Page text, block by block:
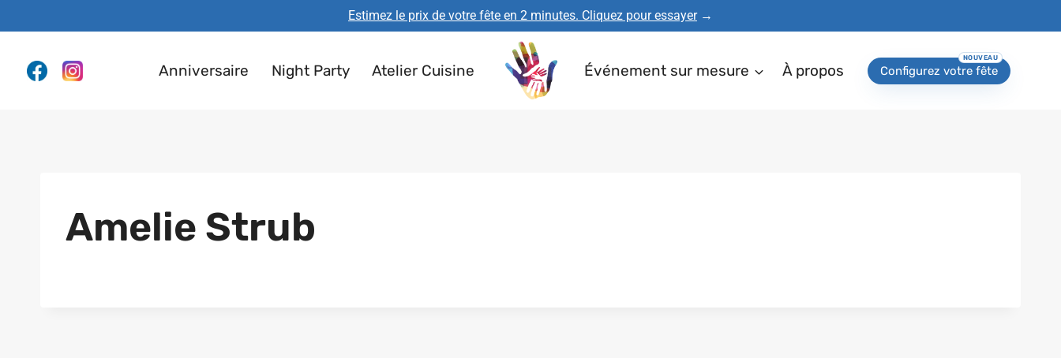
au
contenu
Estimez le prix de votre fête en 2 minutes. Cliquez pour essayer→
Anniversaire Night Party Atelier Cuisine Événement sur mesure À propos Configurez votre fête
Amelie Strub